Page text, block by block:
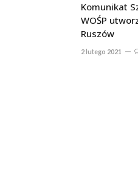
Komunikat
WOŚP
Ruszów
2 lutego 2021